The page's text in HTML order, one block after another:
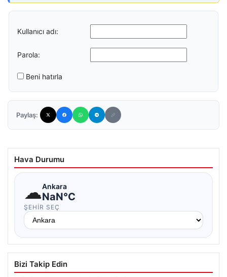
Kullanıcı adı:
Parola:
Beni hatırla
Paylaş:
Hava Durumu
☁Ankara
NaN°C
ŞEHIR SEÇ
Bizi Takip Edin